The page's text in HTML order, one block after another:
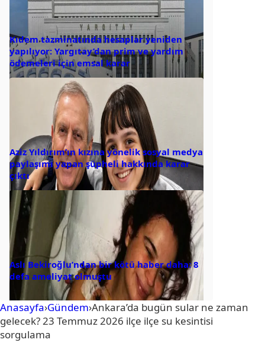
Kıdem tazminatında hesaplar yeniden
yapılıyor: Yargıtay’dan prim ve yardım
ödemeleri için emsal karar
Aziz Yıldırım’ın kızına yönelik sosyal medya
paylaşımı yapan şüpheli hakkında karar
çıktı
Aslı Bekiroğlu’ndan bir kötü haber daha: 8
defa ameliyat olmuştu
Anasayfa›Gündem›Ankara’da bugün sular ne zaman
gelecek? 23 Temmuz 2026 ilçe ilçe su kesintisi
sorgulama